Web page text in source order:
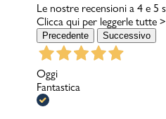
Le nostre recensioni a 4 e 5
Clicca qui per leggerle tutte >
Precedente Successivo
Oggi
Fantastica